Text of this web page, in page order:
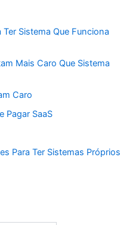
Sistema Que Funciona
Mais Caro Que Sistema
Caro
Pagar SaaS
Para Ter Sistemas Próprios